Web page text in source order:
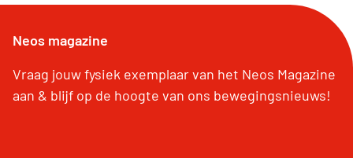
Neos magazine
Vraag jouw fysiek exemplaar van het Neos Magazine
aan & blijf op de hoogte van ons bewegingsnieuws!